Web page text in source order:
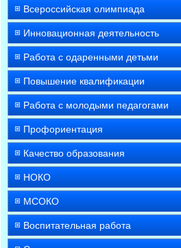
Всероссийская олимпиада
Инновационная деятельность
Работа с одаренными детьми
Повышение квалификации
Работа с молодыми педагогами
Профориентация
Качество образования
НОКО
МСОКО
Воспитательная работа